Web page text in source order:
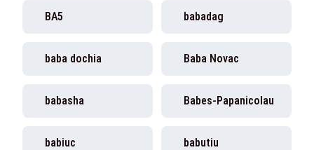
BA5 babadag
baba dochia Baba Novac
babasha Babes-Papanicolau
babiuc babutiu